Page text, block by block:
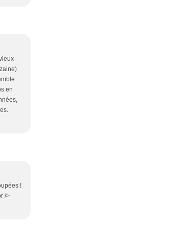
en
!
/>